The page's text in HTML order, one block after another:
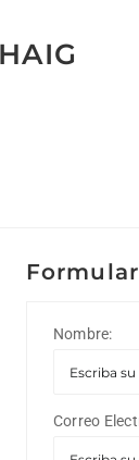
Nombre:
Correo